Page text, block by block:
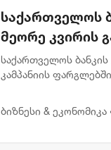
საქართველოს
მეორე კვირის
საქართველოს
კამპანიის
ბიზნესი & ეკონომიკა